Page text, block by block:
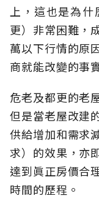
上，這也是為
更）非常困難，
萬以下行情的原
商就能改變的事
危老及都更的老
但是當老屋改建
供給增加和需求
求）的效果，亦
達到眞正房價合
時間的歷程。